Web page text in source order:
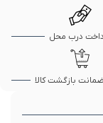
درب محل